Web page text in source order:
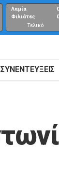
Λαμία
Φιλιάτες
0
0
Τελικό
Αποτέλεσμα
ΣΥΝΕΝΤΕΎΞΕΙΣ